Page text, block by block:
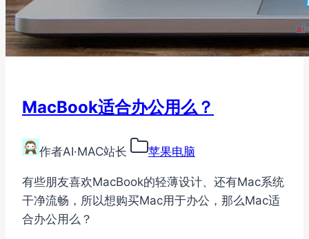
MacBook适合办公用么？
作者AI·MAC站长 苹果电脑
有些朋友喜欢MacBook的轻薄设计、还有Mac系统
干净流畅，所以想购买Mac用于办公，那么Mac适
合办公用么？